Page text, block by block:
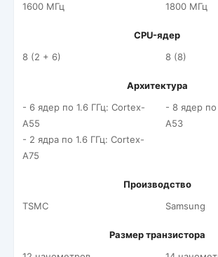
1600 МГц
1800 МГц
CPU-ядер
8 (2 + 6)
8 (8)
Архитектура
- 6 ядер по 1.6 ГГц: Cortex-
A55
- 2 ядра по 1.6 ГГц: Cortex-
A75
- 8 ядер по
A53
Производство
TSMC
Samsung
Размер транзистора